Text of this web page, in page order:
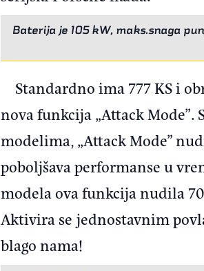
Baterija je 105 kW, maks.snaga
Standardno ima 777 KS i
nova funkcija „Attack
modelima, „Attack Mode”
poboljšava performanse u
modela ova funkcija nudila
Aktivira se jednostavnim
blago nama!